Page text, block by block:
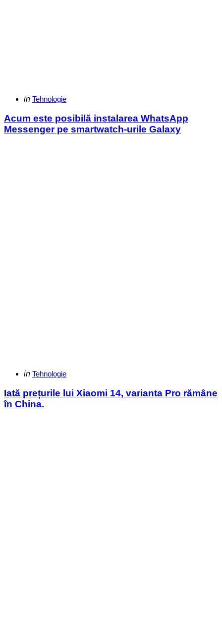
Categories
Posted
in Tehnologie
Acum este posibilă instalarea WhatsApp
Messenger pe smartwatch-urile Galaxy
Categories
Posted
in Tehnologie
Iată prețurile lui Xiaomi 14, varianta Pro rămâne
în China.